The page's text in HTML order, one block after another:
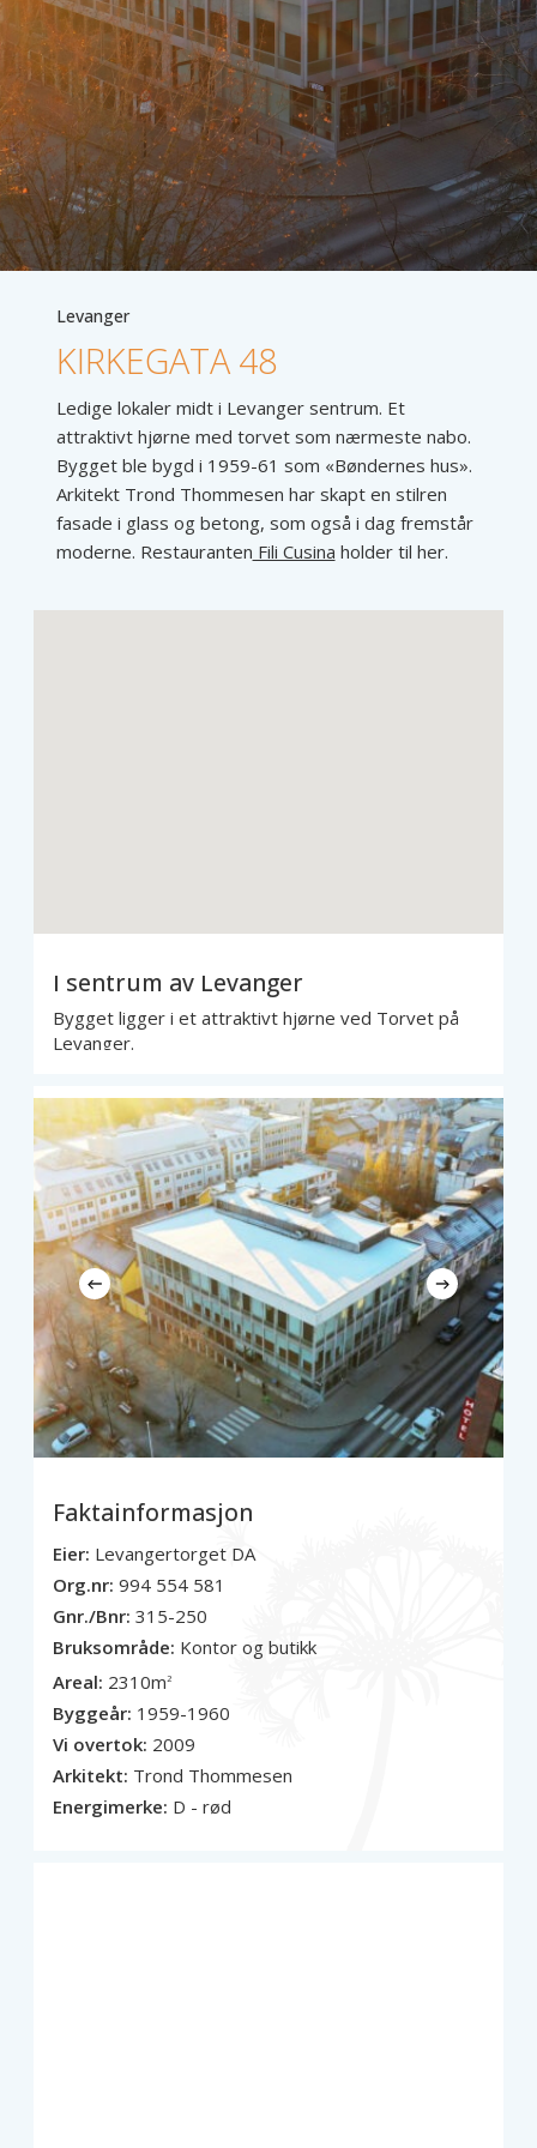
Levanger
KIRKEGATA 48
Ledige lokaler midt i Levanger sentrum. Et
attraktivt hjørne med torvet som nærmeste nabo.
Bygget ble bygd i 1959-61 som «Bøndernes hus».
Arkitekt Trond Thommesen har skapt en stilren
fasade i glass og betong, som også i dag fremstår
moderne. Restauranten Fili Cusina holder til her.
I sentrum av Levanger
Bygget ligger i et attraktivt hjørne ved Torvet på
Levanger.
Faktainformasjon
Eier: Levangertorget DA
Org.nr: 994 554 581
Gnr./Bnr: 315-250
Bruksområde: Kontor og butikk
Areal: 2310m2
Byggeår: 1959-1960
Vi overtok: 2009
Arkitekt: Trond Thommesen
Energimerke: D - rød